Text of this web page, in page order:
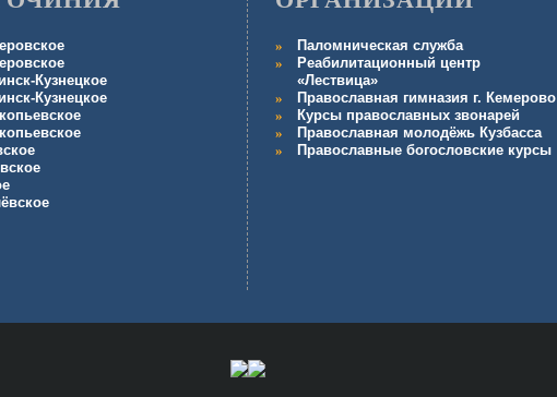
Кузнецкое
Кузнецкое
Паломническая служба
Реабилитационный центр
«Лествица»
Православная гимназия г. Кемерово
Курсы православных звонарей
Православная молодёжь Кузбасса
Православные богословские курсы